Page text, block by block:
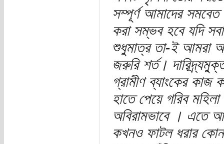
সম্পূর্ণ আমাদের
করা সম্ভব হবে যদি
শুধুমাত্র তা-ই আমরা
জরুরি শর্ত।
গ্রামীণ ব্যাংকের কাজ
হাতে পেয়ে গরিব
অবিরামভাবে । এতে
কখনও ফাটল ধরার